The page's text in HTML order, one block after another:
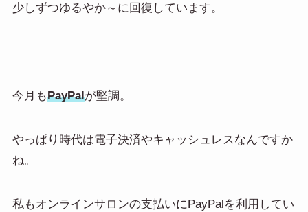
少しずつゆるやか～に回復しています。
今月もPayPalが堅調。
やっぱり時代は電子決済やキャッシュレスなんですか
ね。
私もオンラインサロンの支払いにPayPalを利用してい